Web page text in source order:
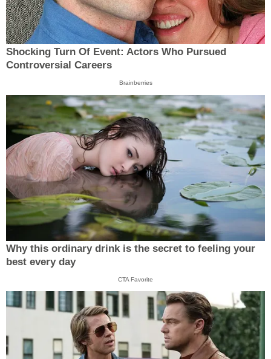
Shocking Turn Of Event: Actors Who Pursued
Controversial Careers
Brainberries
Why this ordinary drink is the secret to feeling your
best every day
CTA Favorite